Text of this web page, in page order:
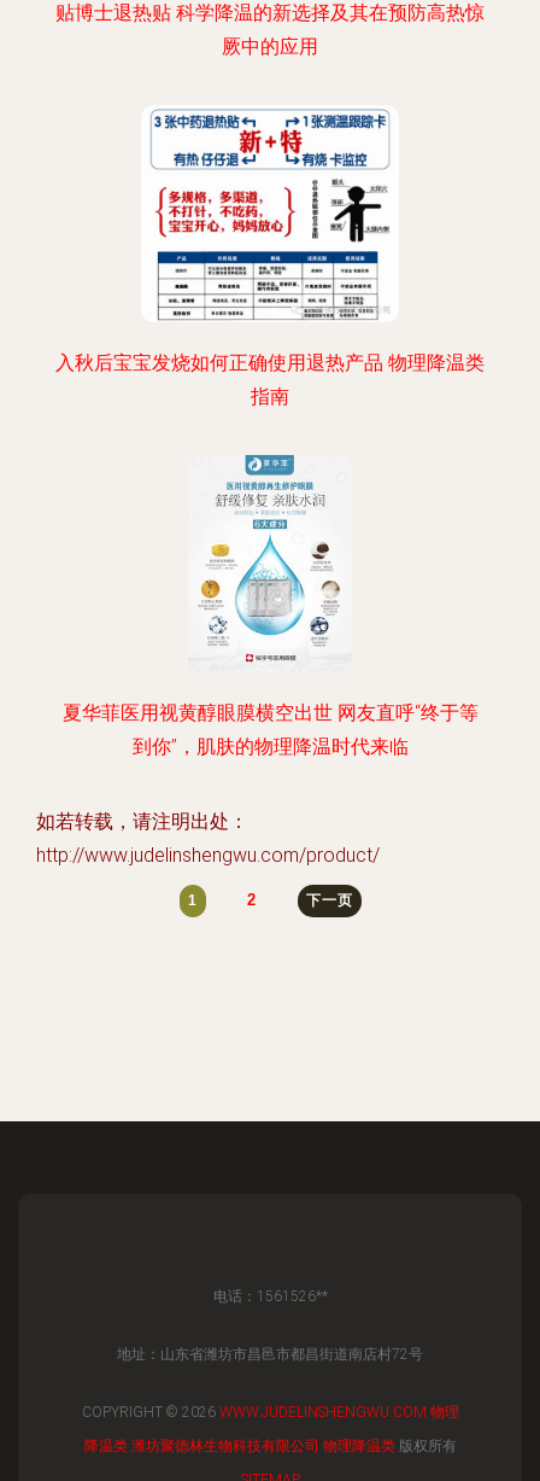
贴博士退热贴 科学降温的新选择及其在预防高热惊
厥中的应用
入秋后宝宝发烧如何正确使用退热产品 物理降温类
指南
夏华菲医用视黄醇眼膜横空出世 网友直呼“终于等
到你”，肌肤的物理降温时代来临
如若转载，请注明出处：
http://www.judelinshengwu.com/product/
1 2 下一页
电话：1561526**
地址：山东省潍坊市昌邑市都昌街道南店村72号
COPYRIGHT © 2026 WWW.JUDELINSHENGWU.COM 物理
降温类 潍坊聚德林生物科技有限公司 物理降温类版权所有